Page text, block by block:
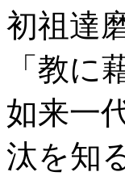
初祖達
「教に
如来一
汰を知